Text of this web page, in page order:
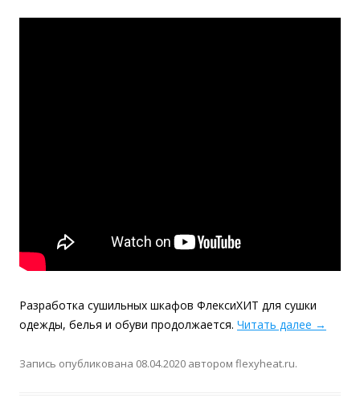
Разработка сушильных шкафов ФлексиХИТ для сушки
одежды, белья и обуви продолжается. Читать далее →
Запись опубликована 08.04.2020 автором flexyheat.ru.